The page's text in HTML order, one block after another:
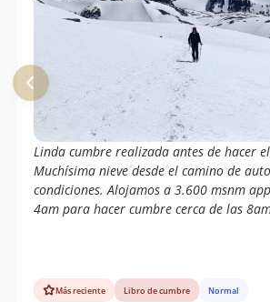
Linda cumbre realizada antes de hacer
Muchísima nieve desde el camino de
condiciones. Alojamos a 3.600 msnm
4am para hacer cumbre cerca de las
Más reciente Libro de cumbre Normal